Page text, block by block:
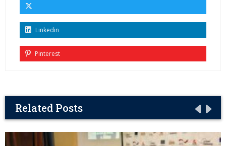
Linkedin
Pinterest
Related Posts